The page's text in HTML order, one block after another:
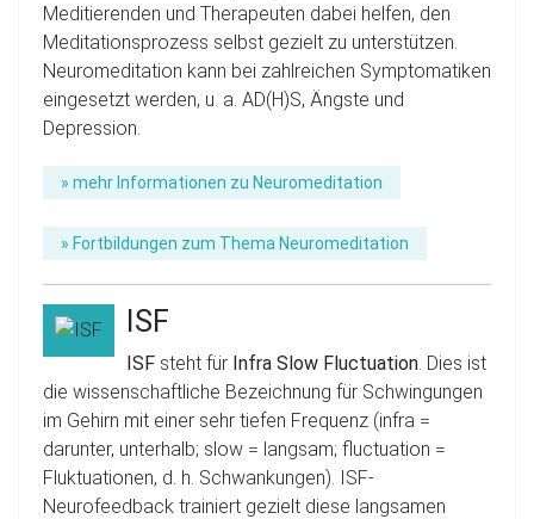
Meditierenden und Therapeuten dabei helfen, den
Meditationsprozess selbst gezielt zu unterstützen.
Neuromeditation kann bei zahlreichen Symptomatiken
eingesetzt werden, u. a. AD(H)S, Ängste und
Depression.
» mehr Informationen zu Neuromeditation
» Fortbildungen zum Thema Neuromeditation
ISF
ISF steht für Infra Slow Fluctuation. Dies ist
die wissenschaftliche Bezeichnung für Schwingungen
im Gehirn mit einer sehr tiefen Frequenz (infra =
darunter, unterhalb; slow = langsam; fluctuation =
Fluktuationen, d. h. Schwankungen). ISF-
Neurofeedback trainiert gezielt diese langsamen